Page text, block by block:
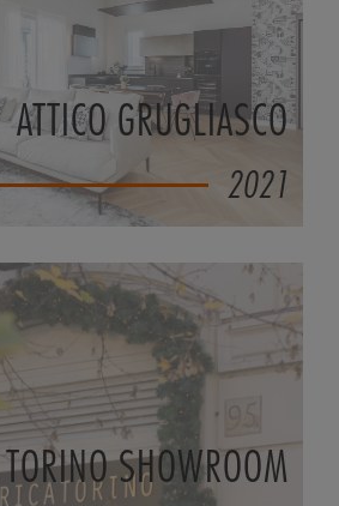
ATTICO GRUGLIASCO
2021
SHOWROOM